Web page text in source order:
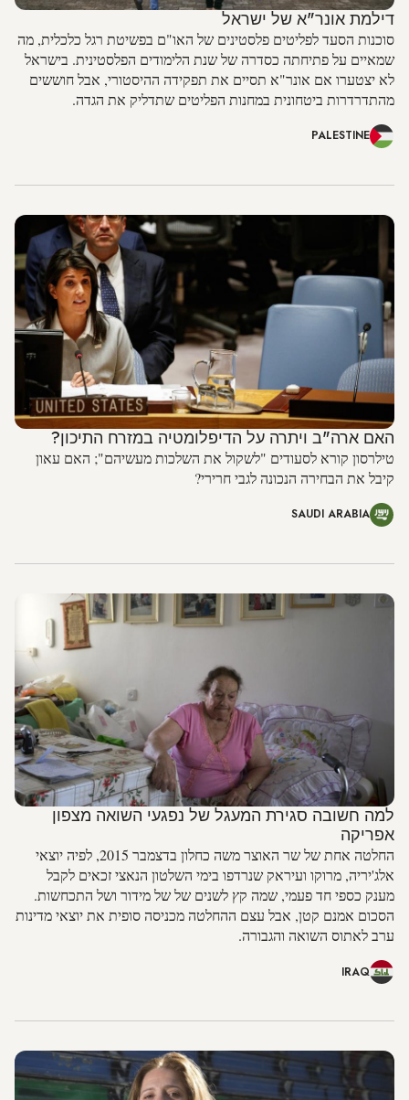
דילמת אונר"א של ישראל
סוכנות הסעד לפליטים פלסטינים של האו"ם בפשיטת רגל כלכלית, מה
שמאיים על פתיחתה כסדרה של שנת הלימודים הפלסטינית. בישראל
לא יצטערו אם אונר"א תסיים את תפקידה ההיסטורי, אבל חוששים
מהתדרדרות ביטחונית במחנות הפליטים שתדליק את הגדה.
PALESTINE
האם ארה"ב ויתרה על הדיפלומטיה במזרח התיכון?
טילרסון קורא לסעודים "לשקול את השלכות מעשיהם"; האם עאון
קיבל את הבחירה הנכונה לגבי חרירי?
SAUDI ARABIA
למה חשובה סגירת המעגל של נפגעי השואה מצפון
אפריקה
החלטה אחת של שר האוצר משה כחלון בדצמבר 2015, לפיה יוצאי
אלג'יריה, מרוקו ועיראק שנרדפו בימי השלטון הנאצי זכאים לקבל
מענק כספי חד פעמי, שמה קץ לשנים של של מידור ושל התכחשות.
הסכום אמנם קטן, אבל עצם ההחלטה מכניסה סופית את יוצאי מדינות
ערב לאתוס השואה והגבורה.
IRAQ